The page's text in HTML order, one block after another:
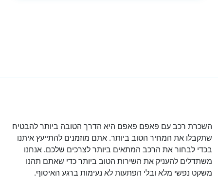
השכרת רכב עם פאפם פאפם היא הדרך הטובה ביותר להבטיח
שתקבלו את המחיר הטוב ביותר. אתם מוזמנים להתייעץ איתנו
בכדי לבחור את הרכב המתאים ביותר לצרכים שלכם. אנחנו
משתדלים להעניק את השירות הטוב ביותר כדי שאתם תהנו
משקט נפשי מלא ובלי הפתעות לא נעימות ברגע האיסוף.